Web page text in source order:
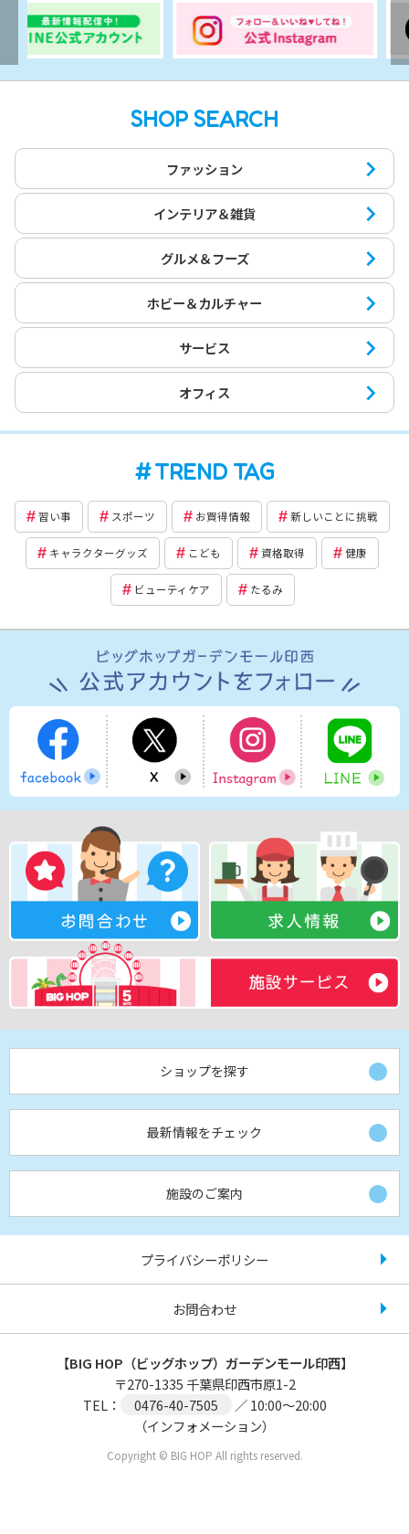
SHOP SEARCH
ファッション
インテリア＆雑貨
グルメ＆フーズ
ホビー＆カルチャー
サービス
オフィス
TREND TAG
習い事 スポーツ お買得情報 新しいことに挑戦
キャラクターグッズ こども 資格取得 健康
ビューティケア たるみ
ショップを探す
最新情報をチェック
施設のご案内
プライバシーポリシー
お問合わせ
【BIG HOP（ビッグホップ）ガーデンモール印西】
〒270-1335 千葉県印西市原1-2
TEL：
0476-40-7505
／ 10:00～20:00
（インフォメーション）
Copyright © BIG HOP All rights reserved.